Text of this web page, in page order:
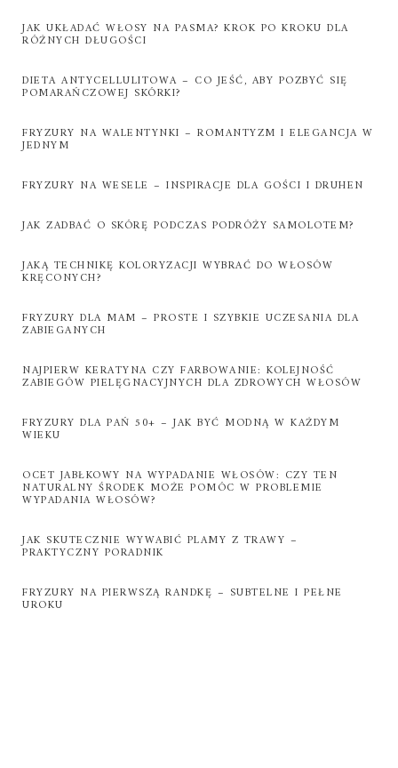
JAK UKŁADAĆ WŁOSY NA PASMA? KROK PO KROKU DLA
RÓŻNYCH DŁUGOŚCI
DIETA ANTYCELLULITOWA – CO JEŚĆ, ABY POZBYĆ SIĘ
POMARAŃCZOWEJ SKÓRKI?
FRYZURY NA WALENTYNKI – ROMANTYZM I ELEGANCJA W
JEDNYM
FRYZURY NA WESELE – INSPIRACJE DLA GOŚCI I DRUHEN
JAK ZADBAĆ O SKÓRĘ PODCZAS PODRÓŻY SAMOLOTEM?
JAKĄ TECHNIKĘ KOLORYZACJI WYBRAĆ DO WŁOSÓW
KRĘCONYCH?
FRYZURY DLA MAM – PROSTE I SZYBKIE UCZESANIA DLA
ZABIEGANYCH
NAJPIERW KERATYNA CZY FARBOWANIE: KOLEJNOŚĆ
ZABIEGÓW PIELĘGNACYJNYCH DLA ZDROWYCH WŁOSÓW
FRYZURY DLA PAŃ 50+ – JAK BYĆ MODNĄ W KAŻDYM
WIEKU
OCET JABŁKOWY NA WYPADANIE WŁOSÓW: CZY TEN
NATURALNY ŚRODEK MOŻE POMÓC W PROBLEMIE
WYPADANIA WŁOSÓW?
JAK SKUTECZNIE WYWABIĆ PLAMY Z TRAWY –
PRAKTYCZNY PORADNIK
FRYZURY NA PIERWSZĄ RANDKĘ – SUBTELNE I PEŁNE
UROKU